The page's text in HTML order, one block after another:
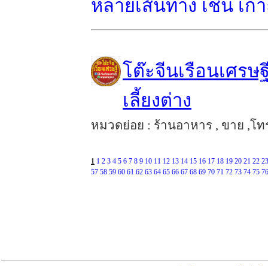
หลายเส้นทาง เช่น เก
โต๊ะจีนเรือนเศร
เลี้ยงต่าง
หมวดย่อย : ร้านอาหาร , ขาย ,โท
1 1 2 3 4 5 6 7 8 9 10 11 12 13 14 15 16 17 18 19 20 21 22 23
57 58 59 60 61 62 63 64 65 66 67 68 69 70 71 72 73 74 75 76